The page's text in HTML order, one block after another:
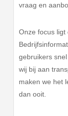
vraag en
Onze focus ligt
gebruikers
wij bij aan
maken we het
dan ooit.